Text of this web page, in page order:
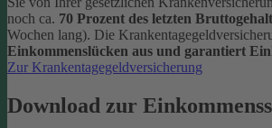
noch ca. 70 Prozent des letzten
Wochen lang). Die
Einkommenslücken aus und garantiert
Zur Krankentagegeldversicherung
Download zur